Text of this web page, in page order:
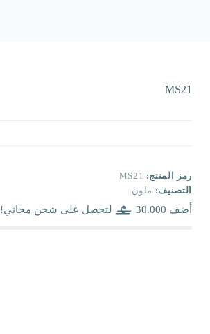
MS21
رمز المنتج: MS21
التصنيف: ملون
أضف 30.000 لتحصل على شحن مجاني!